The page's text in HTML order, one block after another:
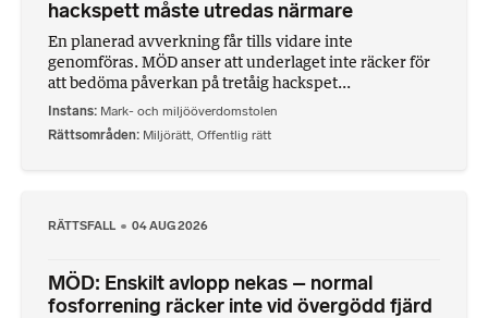
hackspett måste utredas närmare
En planerad avverkning får tills vidare inte
genomföras. MÖD anser att underlaget inte räcker för
att bedöma påverkan på tretåig hackspet...
Instans Mark- och miljööverdomstolen
Rättsområden Miljörätt, Offentlig rätt
RÄTTSFALL 04 AUG 2026
MÖD: Enskilt avlopp nekas – normal
fosforrening räcker inte vid övergödd fjärd